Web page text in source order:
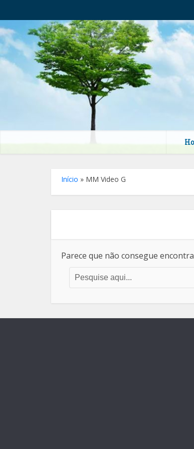
Início » MM Video G
Parece que não consegue